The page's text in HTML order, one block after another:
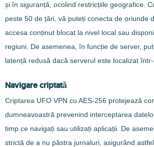
și în siguranță, ocolind restricțiile geografice.
peste 50 de țări, vă puteți conecta de oriunde
accesa conținut blocat la nivel local sau
regiuni. De asemenea, în funcție de server,
latență redusă dacă serverul este localizat într-
Navigare criptată
Criptarea UFO VPN cu AES-256 protejează
dumneavoastră prevenind interceptarea
timp ce navigați sau utilizați aplicații. De
strictă de a nu păstra jurnaluri, asigurând